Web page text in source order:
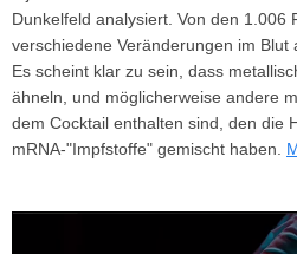
Dunkelfeld analysiert. Von den 1.006
verschiedene Veränderungen im Blut
Es scheint klar zu sein, dass
ähneln, und möglicherweise andere
dem Cocktail enthalten sind, den die
mRNA-"Impfstoffe" gemischt haben.